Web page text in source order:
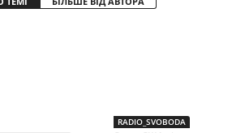
RADIO_SVOBODA